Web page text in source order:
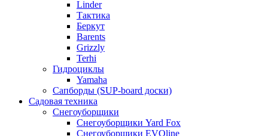
Linder
Тактика
Беркут
Barents
Grizzly
Terhi
Гидроциклы
Yamaha
Сапборды (SUP-board доски)
Садовая техника
Снегоуборщики
Снегоуборщики Yard Fox
Снегоуборщики EVOline